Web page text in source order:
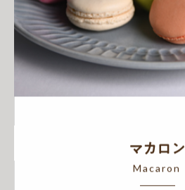
マカロン
Macaron
アイテム